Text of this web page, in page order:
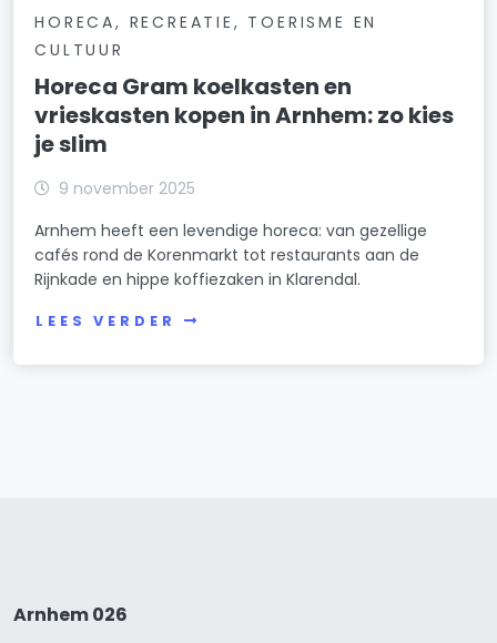
HORECA, RECREATIE, TOERISME EN
CULTUUR
Horeca Gram koelkasten en
vrieskasten kopen in Arnhem: zo kies
je slim
9 november 2025
Arnhem heeft een levendige horeca: van gezellige
cafés rond de Korenmarkt tot restaurants aan de
Rijnkade en hippe koffiezaken in Klarendal.
LEES VERDER
Arnhem 026